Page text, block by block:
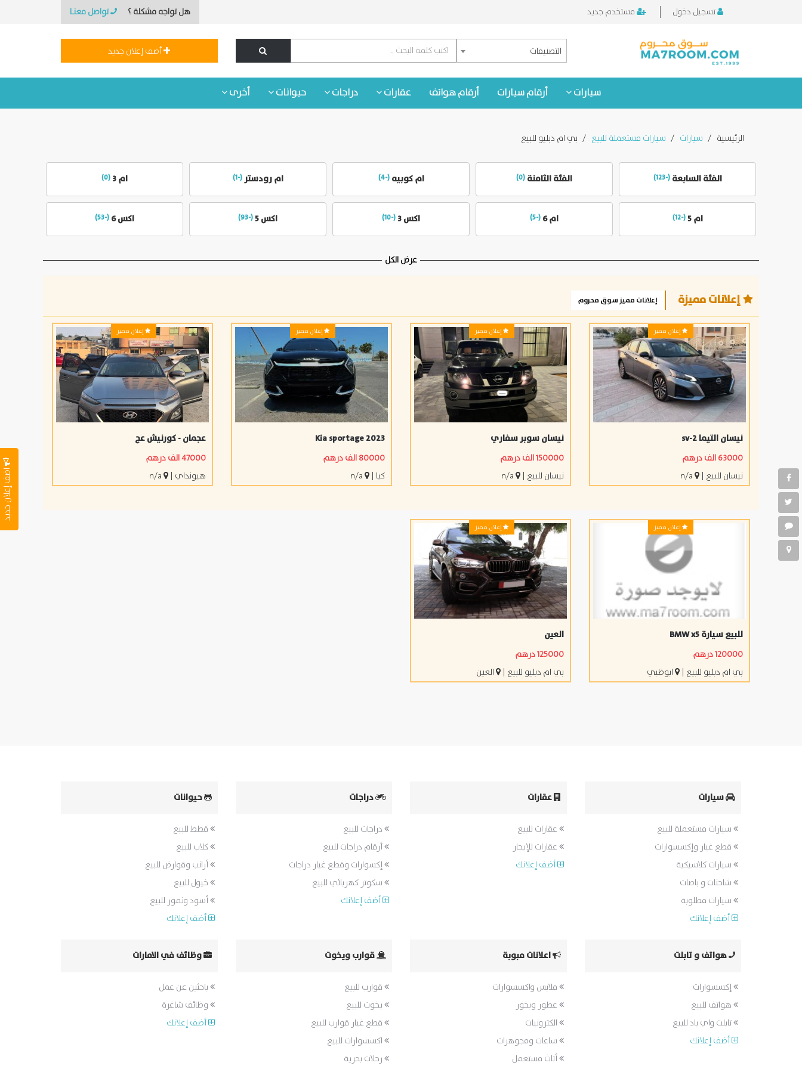
اضف إعلان جديد
تسجيل دخول مستخدم جديد هل تواجه مشكلة ؟ تواصل معنـا
التصنيفات أضف إعلان جديد
سيارات أرقام سيارات أرقام هواتف عقارات دراجات حيوانات أخرى
الرئيسية سيارات سيارات مستعملة للبيع بي ام دبليو للبيع
الفئة السابعة(-123) الفئة الثامنة (0) ام كوبيه(-4) ام رودستر(-1) ام 3 (0)
ام 5 (-12) ام 6 (-5) اكس 3 (-10) اكس 5 (-93) اكس 6 (-53)
عرض الكل
إعلانات مميزة إعلانات مميز سوق محروم
إعلان مميز
نيسان التيما sv-2
63000 الف درهم
نيسان للبيع |
إعلان مميز
نيسان سوبر سفاري
150000 الف درهم
نيسان للبيع |
إعلان مميز
Kia sportage 2023
80000 الف درهم
كيا |
إعلان مميز
عجمان - كورنيش عج
47000 الف درهم
هيونداي |
إعلان مميز
للبيع سيارة BMW x5
120000 درهم
بي ام دبليو للبيع | ابوظبي
إعلان مميز
العين
125000 درهم
بي ام دبليو للبيع | العين
سيارات
سيارات مستعملة للبيع
قطع غيار وإكسسوارات
سيارات كلاسيكية
شاحنات و باصات
سيارات مطلوبة
أضف إعلانك
عقارات
عقارات للبيع
عقارات للإيجار
أضف إعلانك
دراجات
دراجات للبيع
أرقام دراجات للبيع
إكسوارات وقطع غيار دراجات
سكوتر كهربائي للبيع
أضف إعلانك
حيوانات
قطط للبيع
كلاب للبيع
أرانب وقوارض للبيع
خيول للبيع
أسود ونمور للبيع
أضف إعلانك
هواتف و تابلت
إكسسوارات
هواتف للبيع
تابلت واي باد للبيع
أضف إعلانك
اعلانات مبوبة
ملابس واكسسوارات
عطور وبخور
الكترونيات
ساعات ومجوهرات
أثاث مستعمل
قوارب ويخوت
قوارب للبيع
يخوت للبيع
قطع غيار قوارب للبيع
اكسسوارات للبيع
رحلات بحرية
وظائف في الامارات
باحثين عن عمل
وظائف شاغرة
أضف إعلانك